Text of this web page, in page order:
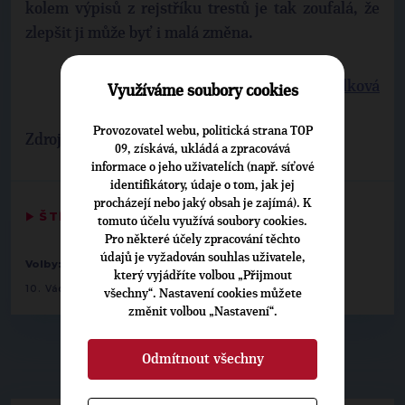
NEPŘEHLÉDNĚTE
kolem výpisů z rejstříku trestů je tak zoufalá, že
zlepšit ji může byť i malá změna.
Hana Válková
Zdroj: zpravy.idnes.cz
▶ ŠTÍTKY ◀
Volby: 2012 zastupitelstva krajů-Liberecký-
10. Václav Horáček
Využíváme soubory cookies
Provozovatel webu, politická strana TOP
09, získává, ukládá a zpracovává
informace o jeho uživatelích (např. síťové
identifikátory, údaje o tom, jak jej
procházejí nebo jaký obsah je zajímá). K
tomuto účelu využívá soubory cookies.
Pro některé účely zpracování těchto
údajů je vyžadován souhlas uživatele,
který vyjádříte volbou „Přijmout
všechny“. Nastavení cookies můžete
změnit volbou „Nastavení“.
Odmítnout všechny